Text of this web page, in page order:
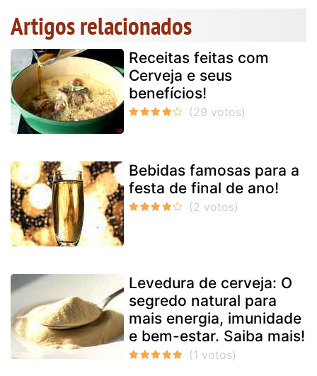
Artigos relacionados
Receitas feitas com
Cerveja e seus
benefícios!
Bebidas famosas para a
festa de final de ano!
Levedura de cerveja: O
segredo natural para
mais energia, imunidade
e bem-estar. Saiba mais!